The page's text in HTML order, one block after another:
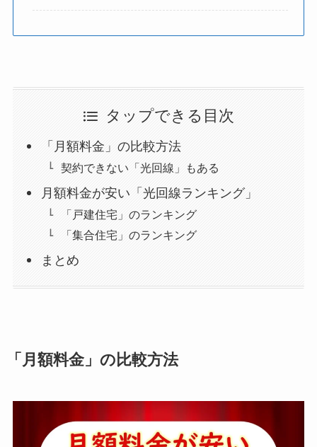
タップできる目次
「月額料金」の比較方法
契約できない「光回線」もある
月額料金が安い「光回線ランキング」
「戸建住宅」のランキング
「集合住宅」のランキング
まとめ
「月額料金」の比較方法